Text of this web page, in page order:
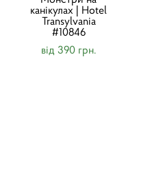
канікулах | Hotel
Transylvania
#10846
від 390 грн.